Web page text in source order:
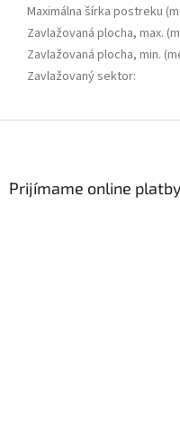
Maximálna šírka postreku
Zavlažovaná plocha, max.
Zavlažovaná plocha, min.
Zavlažovaný sektor:
Prijímame online platby